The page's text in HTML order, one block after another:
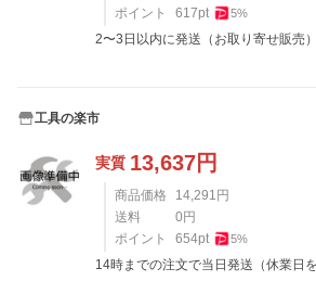
ポイント
617pt 5%
2〜3日以内に発送（お取り寄せ販売
工具の楽市
実質 13,637円
商品価格 14,291 円
送料
0 円
ポイント
654pt 5%
14時までの注文で当日発送（休業日を